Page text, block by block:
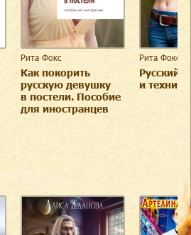
Рита Фокс
Как покорить
русскую девушку
в постели. Пособие
для иностранцев
Рита Фокс
Русский
и техника